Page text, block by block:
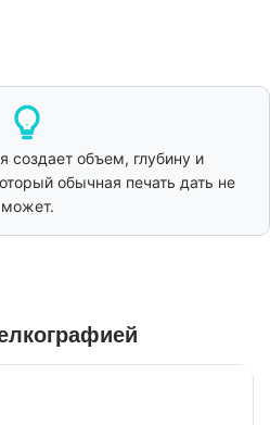
создает объем, глубину и
обычная печать дать не
может.